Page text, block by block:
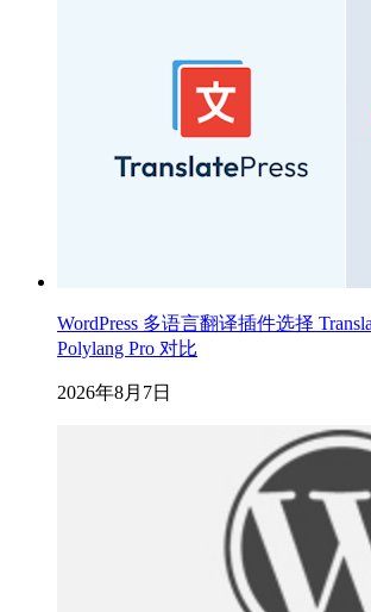
WordPress 多语言翻译插件选择
Polylang Pro 对比
2026年8月7日